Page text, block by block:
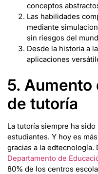
conceptos
Las habilidades
mediante
sin riesgos del
Desde la historia a
aplicaciones
5. Aumento
de tutoría
La tutoría siempre ha
estudiantes. Y hoy es
gracias a la edtecnología.
Departamento de
80% de los centros